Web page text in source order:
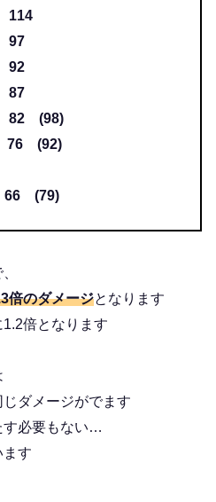
倍のダメージとなります
倍となります
ダメージがでます
す必要もない…
ます